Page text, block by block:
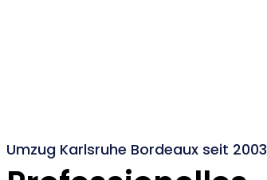
Umzug Karlsruhe Bordeaux seit 2003